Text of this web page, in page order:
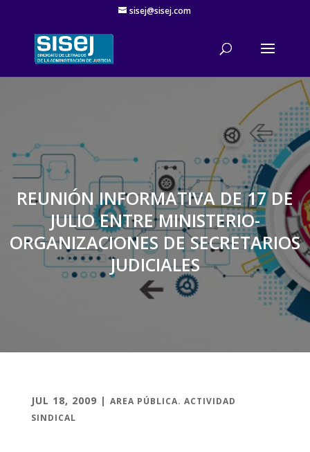
sisej@sisej.com
'
REUNIÓN INFORMATIVA DE 17 DE
JULIO ENTRE MINISTERIO-
ORGANIZACIONES DE SECRETARIOS
JUDICIALES
JUL 18, 2009 | AREA PÚBLICA. ACTIVIDAD
SINDICAL